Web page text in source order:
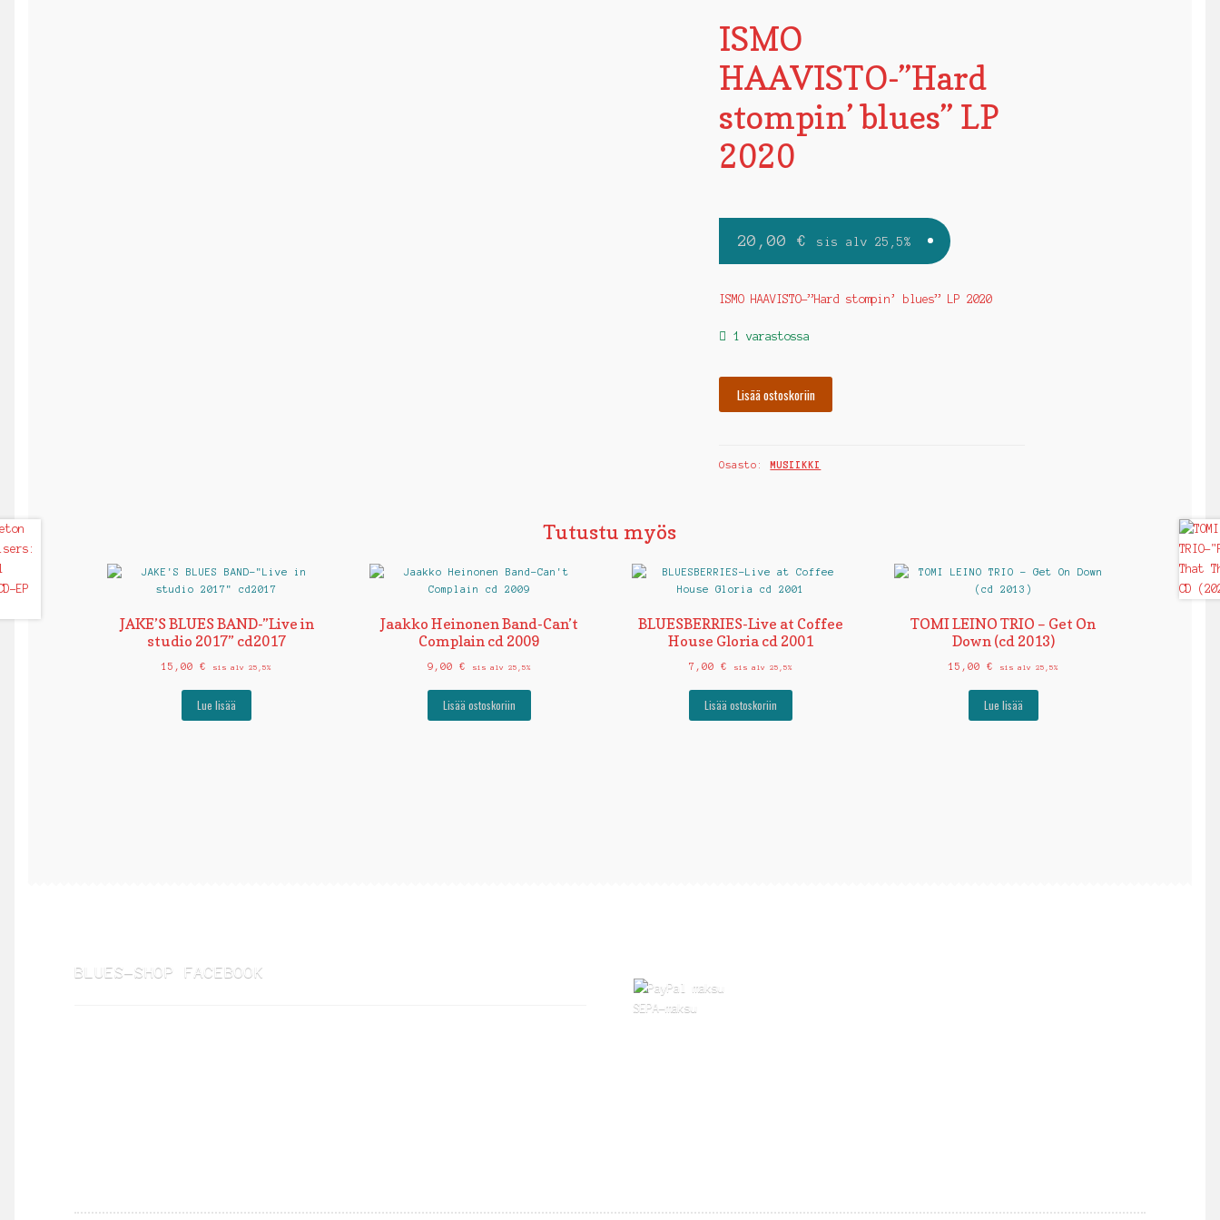
ISMO
HAAVISTO-”Hard
stompin’ blues” LP
2020
20,00 € sis alv 25,5%
ISMO HAAVISTO-”Hard stompin’ blues” LP 2020
1 varastossa
blues"
Lisää ostoskoriin
Osasto:MUSIIKKI
Tutustu myös
JAKE’S BLUES BAND-”Live in
studio 2017” cd2017
15,00€ sis alv 25,5%
Lue lisää
Jaakko Heinonen Band-Can’t
Complain cd 2009
9,00 € sis alv 25,5%
Lisää ostoskoriin
BLUESBERRIES-Live at Coffee
House Gloria cd 2001
7,00€ sis alv 25,5%
Lisää ostoskoriin
TOMI LEINO TRIO – Get On
Down (cd 2013)
15,00 € sis alv 25,5%
Lue lisää
BLUES-SHOP FACEBOOK
SEPA-maksu